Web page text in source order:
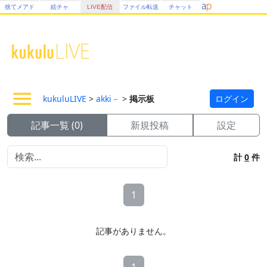
捨てメアド 絵チャ LIVE配信 ファイル転送 チャット
kukuluLIVE > akki－ > 掲示板 ログイン
記事一覧 (0) 新規投稿 設定
計0 件
1
記事がありません。